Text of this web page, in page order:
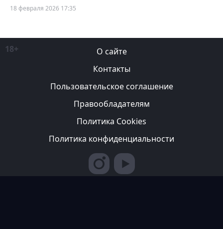
18 февраля 2026 17:35
18+
О сайте
Контакты
Пользовательское соглашение
Правообладателям
Политика Cookies
Политика конфиденциальности